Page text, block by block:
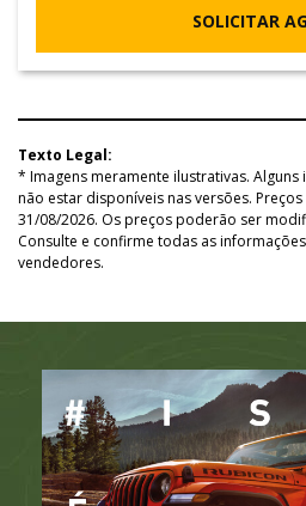
SOLICITAR
Texto Legal:
* Imagens meramente ilustrativas.
não estar disponíveis nas versões.
31/08/2026. Os preços poderão ser
Consulte e confirme todas as
vendedores.